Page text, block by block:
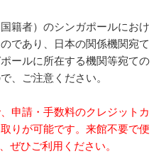
籍者）のシンガポールにおけ
であり、日本の関係機関宛て
ールに所在する機関等宛ての
、ご注意ください。
申請・手数料のクレジットカ
りが可能です。来館不要で便
ぜひご利用ください。